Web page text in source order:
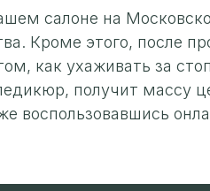
салоне на
Кроме этого, после
как ухаживать за
получит массу
воспользовавшись